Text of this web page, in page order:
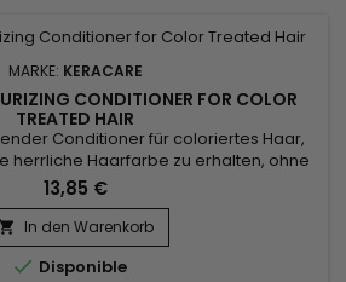
MARKE: KERACARE
CONDITIONER FOR COLOR
TREATED HAIR
Conditioner für coloriertes Haar,
herrliche Haarfarbe zu erhalten, ohne
zu verzichten.&nbsp; Der exklusive
Complex schützt das Haar
mechanischen Schäden.&nbsp; Stärkt
Farbbehandlungen.&nbsp; Minimiert
das...
13,85 €
In den Warenkorb
 Disponible